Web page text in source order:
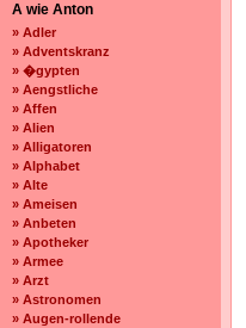
A wie Anton
» Adler
» Adventskranz
» �gypten
» Aengstliche
» Affen
» Alien
» Alligatoren
» Alphabet
» Alte
» Ameisen
» Anbeten
» Apotheker
» Armee
» Arzt
» Astronomen
» Augen-rollende